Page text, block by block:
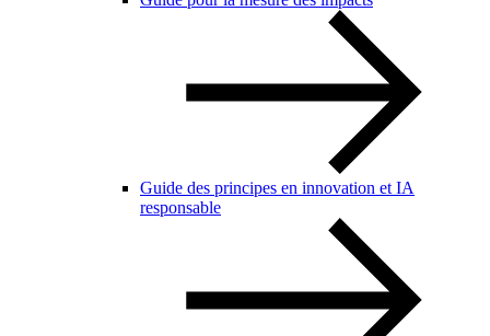
Guide des principes en innovation et IA
responsable